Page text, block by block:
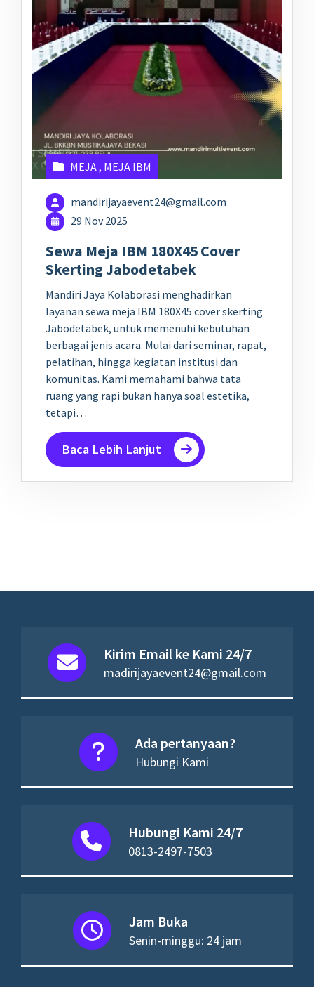
MEJA, MEJA IBM
mandirijayaevent24@gmail.com
29 Nov 2025
Sewa Meja IBM 180X45 Cover
Skerting Jabodetabek
Mandiri Jaya Kolaborasi menghadirkan
layanan sewa meja IBM 180X45 cover skerting
Jabodetabek, untuk memenuhi kebutuhan
berbagai jenis acara. Mulai dari seminar, rapat,
pelatihan, hingga kegiatan institusi dan
komunitas. Kami memahami bahwa tata
ruang yang rapi bukan hanya soal estetika,
tetapi…
Baca Lebih Lanjut
Kirim Email ke Kami 24/7
madirijayaevent24@gmail.com
Ada pertanyaan?
Hubungi Kami
Hubungi Kami 24/7
0813-2497-7503
Jam Buka
Senin-minggu: 24 jam